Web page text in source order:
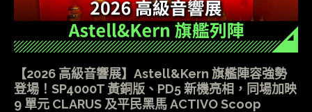
【2026 高級音響展】Astell&Kern 旗艦陣容強勢
登場！SP4000T 黃銅版、PD5 新機亮相，同場加映
9 單元 CLARUS 及平民黑馬 ACTIVO Scoop